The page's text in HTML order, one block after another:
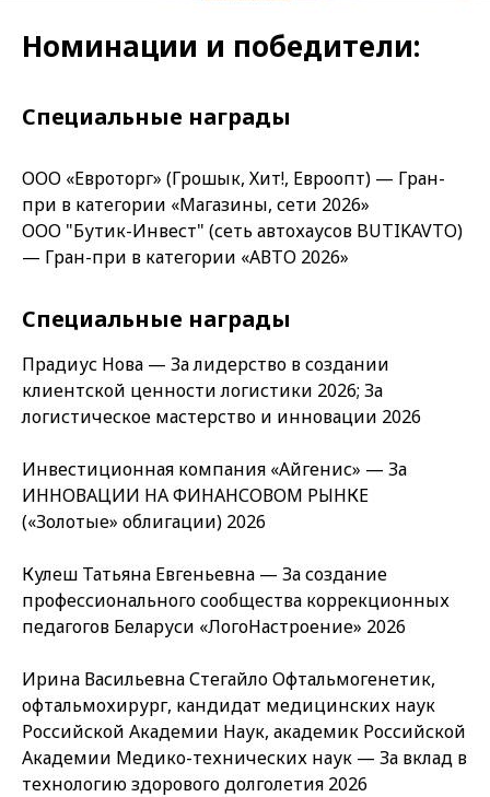
Номинации и победители:
Специальные награды
ООО «Евроторг» (Грошык, Хит!, Евроопт) — Гран-
при в категории «Магазины, сети 2026»
ООО "Бутик-Инвест" (сеть автохаусов BUTIKAVTO)
— Гран-при в категории «АВТО 2026»
Специальные награды
Прадиус Нова — За лидерство в создании
клиентской ценности логистики 2026; За
логистическое мастерство и инновации 2026
Инвестиционная компания «Айгенис» — За
ИННОВАЦИИ НА ФИНАНСОВОМ РЫНКЕ
(«Золотые» облигации) 2026
Кулеш Татьяна Евгеньевна — За создание
профессионального сообщества коррекционных
педагогов Беларуси «ЛогоНастроение» 2026
Ирина Васильевна Стегайло Офтальмогенетик,
офтальмохирург, кандидат медицинских наук
Российской Академии Наук, академик Российской
Академии Медико-технических наук — За вклад в
технологию здорового долголетия 2026